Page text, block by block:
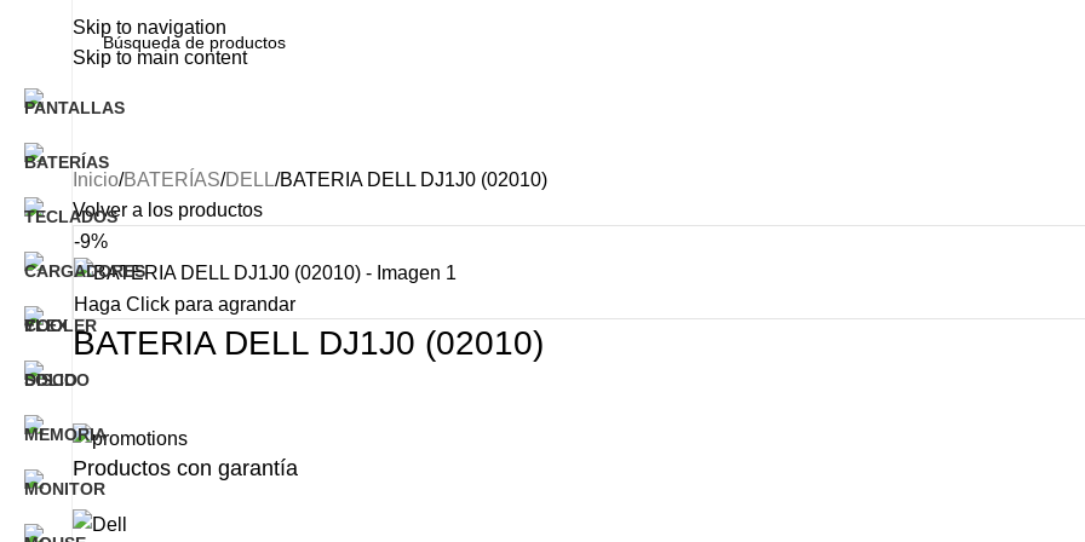
Skip to navigation
Skip to main content
Categorías
Inicio BATERÍAS DELL BATERIA DELL DJ1J0 (02010)
Volver a los productos
-9%
Haga Click para agrandar
BATERIA DELL DJ1J0 (02010)
Productos con garantía